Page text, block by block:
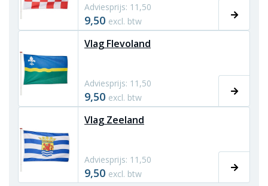
Adviesprijs: 11,50
9,50 excl. btw
Vlag Flevoland
Adviesprijs: 11,50
9,50 excl. btw
Vlag Zeeland
Adviesprijs: 11,50
9,50 excl. btw